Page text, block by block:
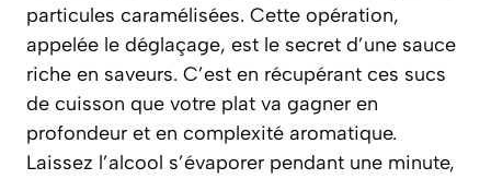
particules caramélisées. Cette opération,
appelée le déglaçage, est le secret d’une sauce
riche en saveurs. C’est en récupérant ces sucs
de cuisson que votre plat va gagner en
profondeur et en complexité aromatique.
Laissez l’alcool s’évaporer pendant une minute,